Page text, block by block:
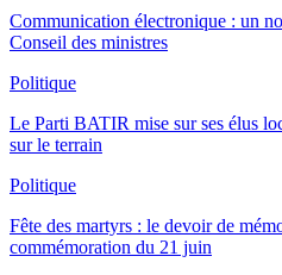
Communication électronique : un
Conseil des ministres
Politique
Le Parti BATIR mise sur ses élus
sur le terrain
Politique
Fête des martyrs : le devoir de
commémoration du 21 juin